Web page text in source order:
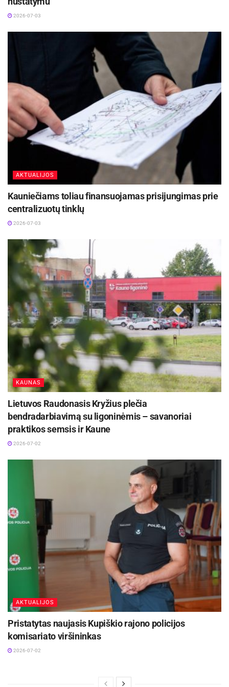
2026-07-03
AKTUALIJOS
Kauniečiams toliau finansuojamas prisijungimas prie
centralizuotų tinklų
2026-07-03
KAUNAS
Lietuvos Raudonasis Kryžius plečia
bendradarbiavimą su ligoninėmis – savanoriai
praktikos semsis ir Kaune
2026-07-02
AKTUALIJOS
Pristatytas naujasis Kupiškio rajono policijos
komisariato viršininkas
2026-07-02